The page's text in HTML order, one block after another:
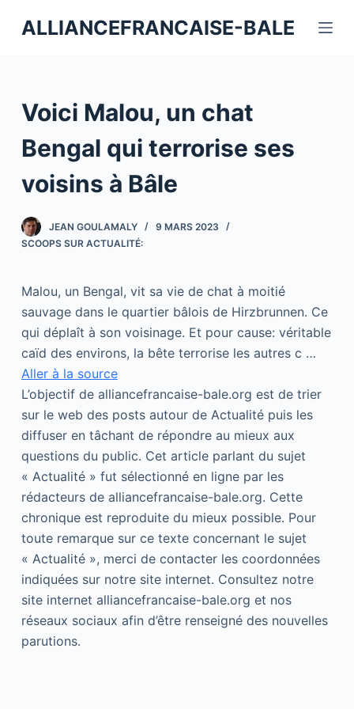
a
e
a
c
n
n
u
ALLIANCEFRANCAISE-BALE
Voici Malou, un chat
Bengal qui terrorise ses
voisins à Bâle
JEAN GOULAMALY
9 MARS 2023
SCOOPS SUR ACTUALITÉ:
Malou, un Bengal, vit sa vie de chat à moitié
sauvage dans le quartier bâlois de Hirzbrunnen. Ce
qui déplaît à son voisinage. Et pour cause: véritable
caïd des environs, la bête terrorise les autres c …
Aller à la source
L’objectif de alliancefrancaise-bale.org est de trier
sur le web des posts autour de Actualité puis les
diffuser en tâchant de répondre au mieux aux
questions du public. Cet article parlant du sujet
« Actualité » fut sélectionné en ligne par les
rédacteurs de alliancefrancaise-bale.org. Cette
chronique est reproduite du mieux possible. Pour
toute remarque sur ce texte concernant le sujet
« Actualité », merci de contacter les coordonnées
indiquées sur notre site internet. Consultez notre
site internet alliancefrancaise-bale.org et nos
réseaux sociaux afin d’être renseigné des nouvelles
parutions.